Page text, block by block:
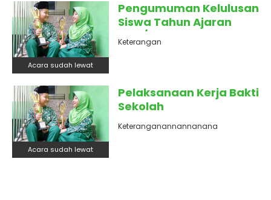
Acara sudah lewat
Pengumuman Kelulusan
Siswa Tahun Ajaran
2021/2022
Keterangan
Acara sudah lewat
Pelaksanaan Kerja Bakti
Sekolah
Keteranganannannanana